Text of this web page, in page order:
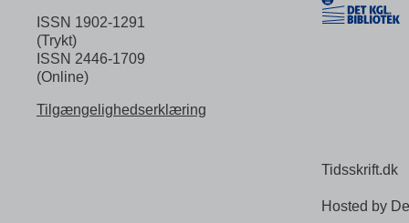
ISSN 1902-1291
(Trykt)
ISSN 2446-1709
(Online)
Tilgængelighedserklæring